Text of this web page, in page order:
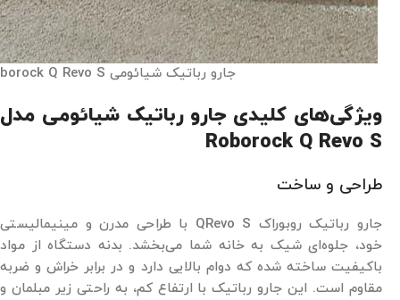
جارو رباتیک شیائومی Roborock Q Revo S
ویژگی‌های کلیدی جارو رباتیک شیائومی مدل
Roborock Q Revo S
طراحی و ساخت
جارو رباتیک روبوراک QRevo S با طراحی مدرن و مینیمالیستی
خود، جلوه‌ای شیک به خانه شما می‌بخشد. بدنه دستگاه از مواد
باکیفیت ساخته شده که دوام بالایی دارد و در برابر خراش و ضربه
مقاوم است. این جارو رباتیک با ارتفاع کم، به راحتی زیر مبلمان و